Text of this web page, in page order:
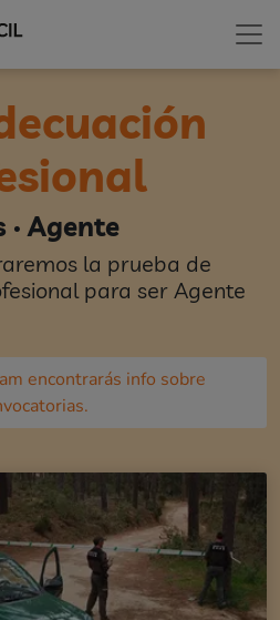
· Agente
la prueba de
para ser Agente
encontrarás info sobre